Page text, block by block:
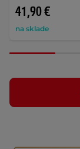
41,90 €
na sklade